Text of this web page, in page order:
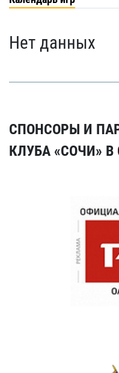
Нет данных
СПОНСОРЫ И
КЛУБА «СОЧИ» В